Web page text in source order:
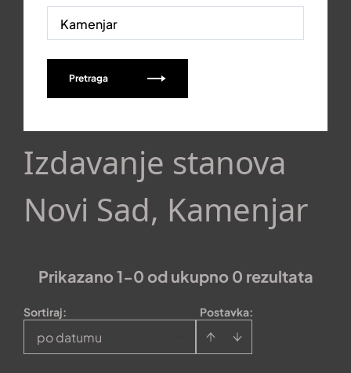
Kamenjar
Pretraga
Izdavanje stanova
Novi Sad, Kamenjar
Prikazano 1-0 od ukupno 0 rezultata
Postavka:
Sortiraj:
po datumu